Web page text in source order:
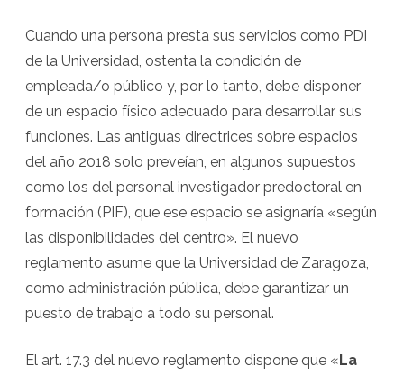
Cuando una persona presta sus servicios como PDI
de la Universidad, ostenta la condición de
empleada/o público y, por lo tanto, debe disponer
de un espacio físico adecuado para desarrollar sus
funciones. Las antiguas directrices sobre espacios
del año 2018 solo preveían, en algunos supuestos
como los del personal investigador predoctoral en
formación (PIF), que ese espacio se asignaría «según
las disponibilidades del centro». El nuevo
reglamento asume que la Universidad de Zaragoza,
como administración pública, debe garantizar un
puesto de trabajo a todo su personal.
El art. 17.3 del nuevo reglamento dispone que «La